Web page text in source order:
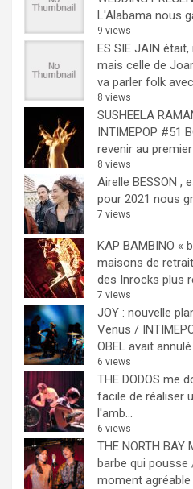
L'Alabama nous
9 views
ES SIE JAIN
mais celle de
va parler folk
8 views
SUSHEELA
INTIMEPOP #51
revenir au
8 views
Airelle BESSON ,
pour 2021 nous
7 views
KAP BAMBINO «
maisons de
des Inrocks plus
7 views
JOY : nouvelle
Venus /
OBEL avait
6 views
THE DODOS me
facile de réaliser
l'amb...
6 views
THE NORTH BAY
barbe qui pousse
moment